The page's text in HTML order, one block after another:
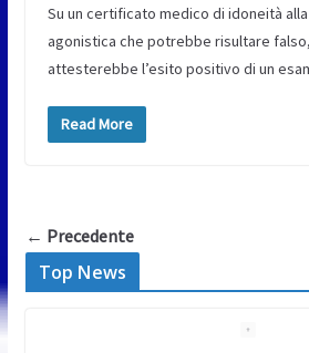
Su un certificato medico di idoneità
agonistica che potrebbe risultare
attesterebbe l’esito positivo di un
Read More
← Precedente
Top News